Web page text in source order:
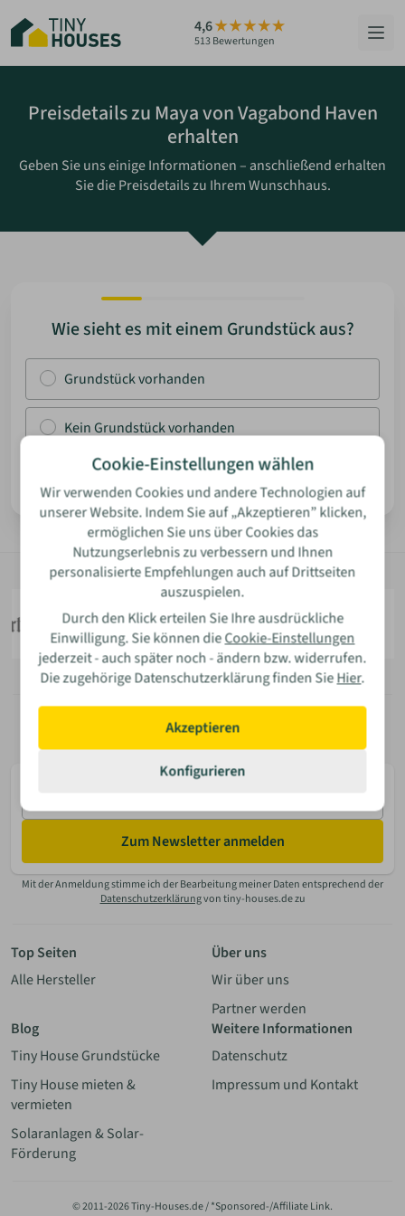
Hauptinhalt
springen
4,6
513 Bewertungen
HÄUSER
GRUNDSTÜCKE
RATGEBER
ZUM HAUS-FINDER
MERKLISTE
Preisdetails zu Maya von Vagabond Haven
erhalten
Geben Sie uns einige Informationen – anschließend erhalten
Sie die Preisdetails zu Ihrem Wunschhaus.
Wie sieht es mit einem Grundstück aus?
Grundstück vorhanden
Kein Grundstück vorhanden
Cookie-Einstellungen wählen
Wir verwenden Cookies und andere Technologien auf
unserer Website. Indem Sie auf „Akzeptieren” klicken,
ermöglichen Sie uns über Cookies das
Nutzungserlebnis zu verbessern und Ihnen
personalisierte Empfehlungen auch auf Drittseiten
auszuspielen.
Durch den Klick erteilen Sie Ihre ausdrückliche
Einwilligung. Sie können dieCookie-Einstellungen
jederzeit - auch später noch - ändern bzw. widerrufen.
Die zugehörige Datenschutzerklärung finden SieHier.
Akzeptieren
Konfigurieren
Mail
Zum Newsletter anmelden
Mit der Anmeldung stimme ich der Bearbeitung meiner Daten entsprechend der
Datenschutzerklärungvon tiny-houses.de zu
Top Seiten
Alle Hersteller
Über uns
Wir über uns
Partner werden
Blog
Tiny House Grundstücke
Tiny House mieten &
vermieten
Solaranlagen & Solar-
Förderung
Weitere Informationen
Datenschutz
Impressum und Kontakt
© 2011-2026 Tiny-Houses.de / *Sponsored-/Affiliate Link.